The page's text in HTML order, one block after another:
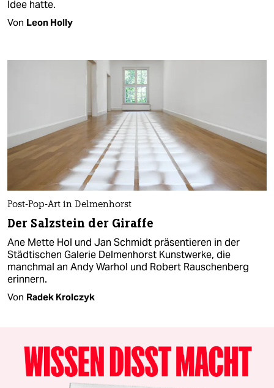
Idee hatte.
Von Leon Holly
Post-Pop-Art in Delmenhorst
Der Salzstein der Giraffe
Ane Mette Hol und Jan Schmidt präsentieren in der
Städtischen Galerie Delmenhorst Kunstwerke, die
manchmal an Andy Warhol und Robert Rauschenberg
erinnern.
Von Radek Krolczyk